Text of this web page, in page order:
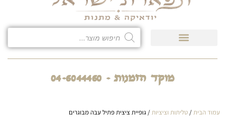
מוקד הזמנות - 04-6044460
עמוד הבית/ טליתות וציציות/ גופיית ציצית פתיל עבה מבוגרים